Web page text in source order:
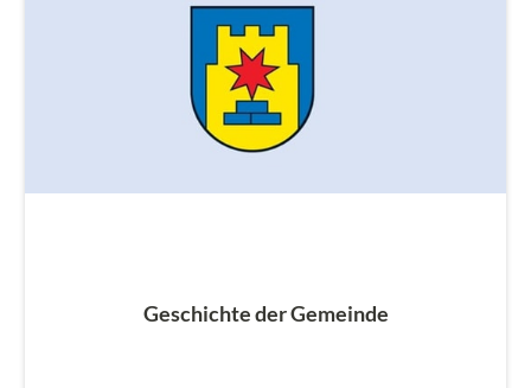
Geschichte der Gemeinde